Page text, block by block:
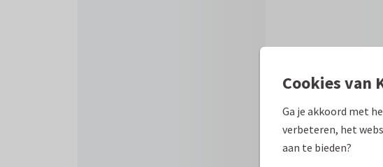
Cookies van
Ga je akkoord met
verbeteren, het
aan te bieden?